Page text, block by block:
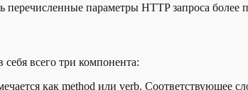
перечисленные параметры HTTP запроса более
себя всего три компонента:
как method или verb. Соответствующее